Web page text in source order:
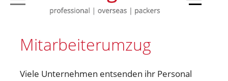
Mitarbeiterumzug
Viele Unternehmen entsenden ihr Personal